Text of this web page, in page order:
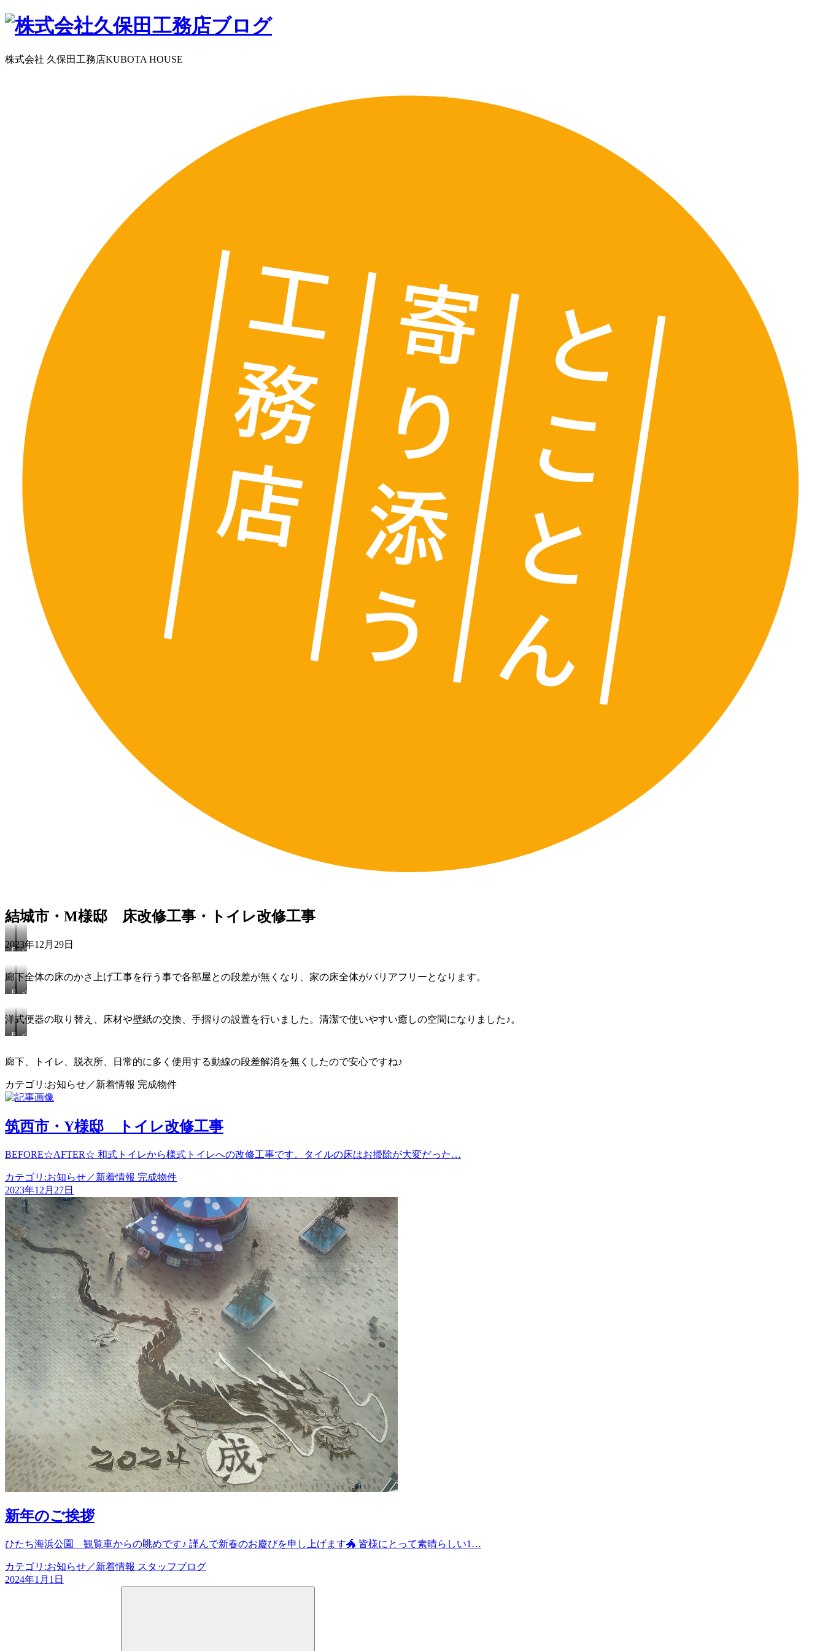
株式会社 久保田工務店KUBOTA HOUSE
結城市・M様邸 床改修工事・トイレ改修工事
2023年12月29日
BEFORE
☆AFTER☆
廊下全体の床のかさ上げ工事を行う事で各部屋との段差が無くなり、家の床全体がバリアフリーとなります。
BEFORE
☆AFTER☆
洋式便器の取り替え、床材や壁紙の交換、手摺りの設置を行いました。清潔で使いやすい癒しの空間になりました♪。
BEFORE
☆AFTER☆
廊下、トイレ、脱衣所、日常的に多く使用する動線の段差解消を無くしたので安心ですね♪
カテゴリ:お知らせ／新着情報 完成物件
投
稿
ビ
ゲ
ー
シ
ョ
ン
筑西市・Y様邸 トイレ改修工事
BEFORE☆AFTER☆ 和式トイレから様式トイレへの改修工事です。タイルの床はお掃除が大変だった…
カテゴリ:お知らせ／新着情報 完成物件
2023年12月27日
新年のご挨拶
ひたち海浜公園 観覧車からの眺めです♪ 謹んで新春のお慶びを申し上げます🐲 皆様にとって素晴らしい1…
カテゴリ:お知らせ／新着情報 スタッフブログ
2024年1月1日